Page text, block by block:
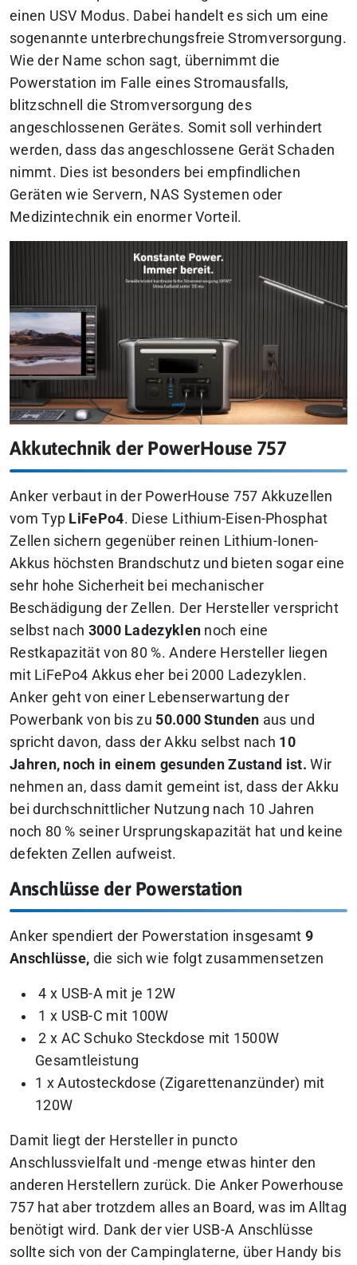
einen USV Modus. Dabei handelt es sich um eine
sogenannte unterbrechungsfreie Stromversorgung.
Wie der Name schon sagt, übernimmt die
Powerstation im Falle eines Stromausfalls,
blitzschnell die Stromversorgung des
angeschlossenen Gerätes. Somit soll verhindert
werden, dass das angeschlossene Gerät Schaden
nimmt. Dies ist besonders bei empfindlichen
Geräten wie Servern, NAS Systemen oder
Medizintechnik ein enormer Vorteil.
Akkutechnik der PowerHouse 757
Anker verbaut in der PowerHouse 757 Akkuzellen
vom Typ LiFePo4. Diese Lithium-Eisen-Phosphat
Zellen sichern gegenüber reinen Lithium-Ionen-
Akkus höchsten Brandschutz und bieten sogar eine
sehr hohe Sicherheit bei mechanischer
Beschädigung der Zellen. Der Hersteller verspricht
selbst nach 3000 Ladezyklen noch eine
Restkapazität von 80 %. Andere Hersteller liegen
mit LiFePo4 Akkus eher bei 2000 Ladezyklen.
Anker geht von einer Lebenserwartung der
Powerbank von bis zu 50.000 Stunden aus und
spricht davon, dass der Akku selbst nach 10
Jahren, noch in einem gesunden Zustand ist. Wir
nehmen an, dass damit gemeint ist, dass der Akku
bei durchschnittlicher Nutzung nach 10 Jahren
noch 80 % seiner Ursprungskapazität hat und keine
defekten Zellen aufweist.
Anschlüsse der Powerstation
Anker spendiert der Powerstation insgesamt 9
Anschlüsse, die sich wie folgt zusammensetzen
4 x USB-A mit je 12W
1 x USB-C mit 100W
2 x AC Schuko Steckdose mit 1500W
Gesamtleistung
1 x Autosteckdose (Zigarettenanzünder) mit
120W
Damit liegt der Hersteller in puncto
Anschlussvielfalt und -menge etwas hinter den
anderen Herstellern zurück. Die Anker Powerhouse
757 hat aber trotzdem alles an Board, was im Alltag
benötigt wird. Dank der vier USB-A Anschlüsse
sollte sich von der Campinglaterne, über Handy bis